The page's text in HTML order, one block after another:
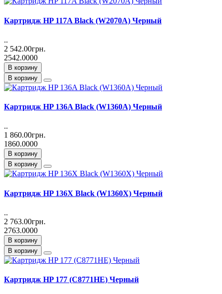
Картридж HP 117A Black (W2070A) Черный
..
2 542.00грн.
2542.0000
В корзину
В корзину
Картридж HP 136A Black (W1360A) Черный
..
1 860.00грн.
1860.0000
В корзину
В корзину
Картридж HP 136X Black (W1360X) Черный
..
2 763.00грн.
2763.0000
В корзину
В корзину
Картридж HP 177 (C8771HE) Черный